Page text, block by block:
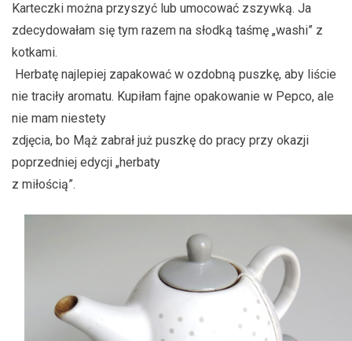
Karteczki można przyszyć lub umocować zszywką. Ja
zdecydowałam się tym razem na słodką taśmę „washi” z
kotkami.
Herbatę najlepiej zapakować w ozdobną puszkę, aby liście
nie traciły aromatu. Kupiłam fajne opakowanie w Pepco, ale
nie mam niestety
zdjęcia, bo Mąż zabrał już puszkę do pracy przy okazji
poprzedniej edycji „herbaty
z miłością”.